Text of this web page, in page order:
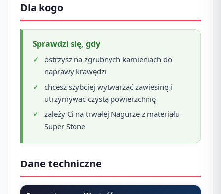
Dla kogo
Sprawdzi się, gdy
ostrzysz na zgrubnych kamieniach do
naprawy krawędzi
chcesz szybciej wytwarzać zawiesinę i
utrzymywać czystą powierzchnię
zależy Ci na trwałej Nagurze z materiału
Super Stone
Dane techniczne